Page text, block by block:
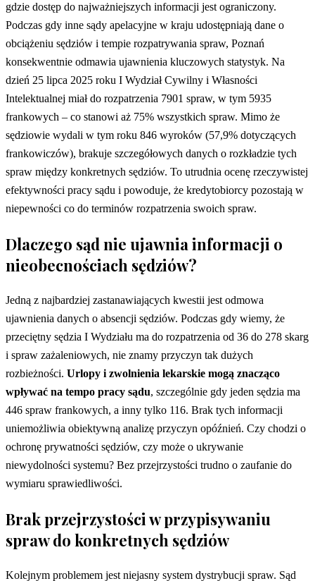
gdzie dostęp do najważniejszych informacji jest ograniczony.
Podczas gdy inne sądy apelacyjne w kraju udostępniają dane o
obciążeniu sędziów i tempie rozpatrywania spraw, Poznań
konsekwentnie odmawia ujawnienia kluczowych statystyk. Na
dzień 25 lipca 2025 roku I Wydział Cywilny i Własności
Intelektualnej miał do rozpatrzenia 7901 spraw, w tym 5935
frankowych – co stanowi aż 75% wszystkich spraw. Mimo że
sędziowie wydali w tym roku 846 wyroków (57,9% dotyczących
frankowiczów), brakuje szczegółowych danych o rozkładzie tych
spraw między konkretnych sędziów. To utrudnia ocenę rzeczywistej
efektywności pracy sądu i powoduje, że kredytobiorcy pozostają w
niepewności co do terminów rozpatrzenia swoich spraw.
Dlaczego sąd nie ujawnia informacji o
nieobecnościach sędziów?
Jedną z najbardziej zastanawiających kwestii jest odmowa
ujawnienia danych o absencji sędziów. Podczas gdy wiemy, że
przeciętny sędzia I Wydziału ma do rozpatrzenia od 36 do 278 skarg
i spraw zażaleniowych, nie znamy przyczyn tak dużych
rozbieżności. Urlopy i zwolnienia lekarskie mogą znacząco
wpływać na tempo pracy sądu, szczególnie gdy jeden sędzia ma
446 spraw frankowych, a inny tylko 116. Brak tych informacji
uniemożliwia obiektywną analizę przyczyn opóźnień. Czy chodzi o
ochronę prywatności sędziów, czy może o ukrywanie
niewydolności systemu? Bez przejrzystości trudno o zaufanie do
wymiaru sprawiedliwości.
Brak przejrzystości w przypisywaniu
spraw do konkretnych sędziów
Kolejnym problemem jest niejasny system dystrybucji spraw. Sąd